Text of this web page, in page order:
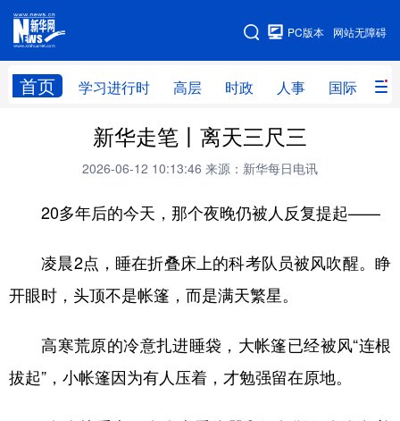
网站无障碍
PC版本
首页 学习进行时 高层 时政 人事 国际 财
网站地图
高层 时政
财经 网评
台湾 思客智库 全球连线 教育
文化 书画 健康
法律 中央文件 金融
新华走笔丨离天三尺三
2026-06-12 10:13:46 来源：新华每日电讯
20多年后的今天，那个夜晚仍被人反复提起——
凌晨2点，睡在折叠床上的科考队员被风吹醒。睁
开眼时，头顶不是帐篷，而是满天繁星。
高寒荒原的冷意扎进睡袋，大帐篷已经被风“连根
拔起”，小帐篷因为有人压着，才勉强留在原地。